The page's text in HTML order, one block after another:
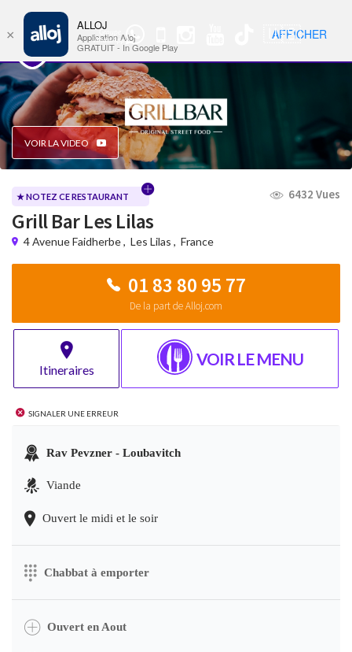
Groupe
WhatsApp
🇺🇸 Nav
VOIR LA VIDEO
★ NOTEZ CE RESTAURANT 6432 Vues
Grill Bar Les Lilas
4 Avenue Faidherbe, Les Lilas , France
01 83 80 95 77
De la part de Alloj.com
Itineraires
VOIR LE MENU
Signaler une erreur
Rav Pevzner - Loubavitch
Viande
Ouvert le midi et le soir
Chabbat à emporter
Ouvert en Aout
×
ALLOJ
Application Alloj
GRATUIT - In Google Play
AFFICHER